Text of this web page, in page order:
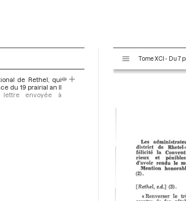
de Rethel, qui
du 19 prairial an II
lettre envoyée à
s
l
u
r
Tome XCI - Du 7